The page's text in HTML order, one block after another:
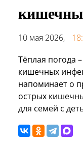
10 мая 2026,
Тёплая погода
кишечных
напоминает о
острых
для семей с